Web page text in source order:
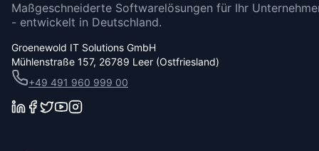
Maßgeschneiderte Softwarelösungen für Ihr
- entwickelt in Deutschland.
Groenewold IT Solutions GmbH
Mühlenstraße 157, 26789 Leer (Ostfriesland)
+49 491 960 999 00